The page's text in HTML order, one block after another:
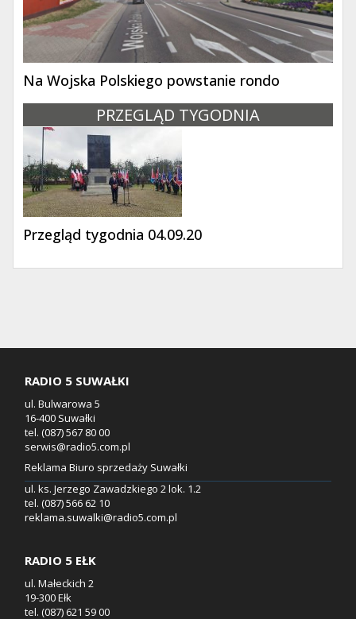
Na Wojska Polskiego powstanie rondo
PRZEGLĄD TYGODNIA
Przegląd tygodnia 04.09.20
RADIO 5 SUWAŁKI
ul. Bulwarowa 5
16-400 Suwałki
tel. (087) 567 80 00
serwis@radio5.com.pl
Reklama Biuro sprzedaży Suwałki
ul. ks. Jerzego Zawadzkiego 2 lok. 1.2
tel. (087) 566 62 10
reklama.suwalki@radio5.com.pl
RADIO 5 EŁK
ul. Małeckich 2
19-300 Ełk
tel. (087) 621 59 00